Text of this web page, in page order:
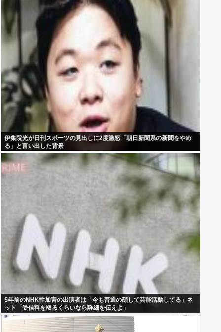
伊集院光が日刊スポーツの見出しに2度激怒「朝日新聞系の新聞をやめ
る」と言い出した背景
5年前のNHK性加害の出演者は「今も普通の顔して芸能活動してる」ネ
ット「受信料を取るくらいなら詳細を伝えよ」